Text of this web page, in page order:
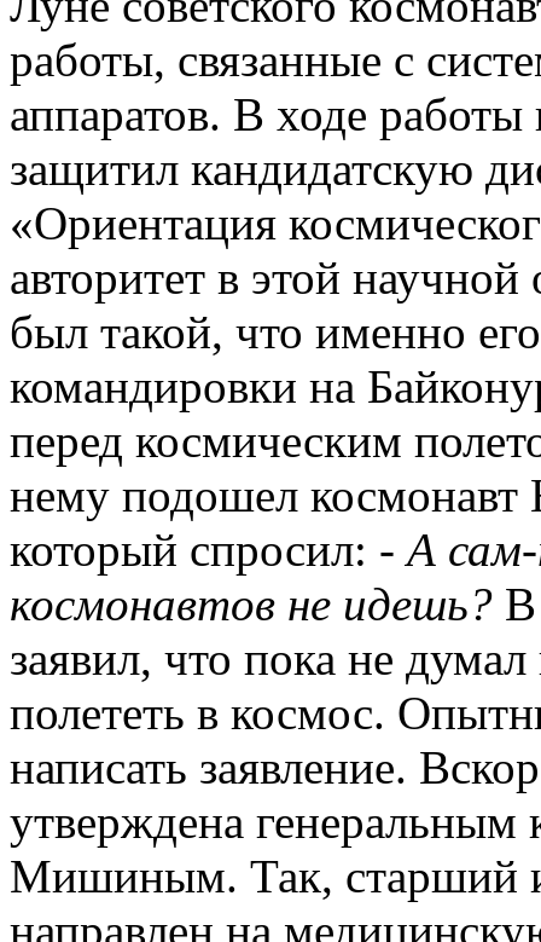
работы, связанные с
аппаратов. В ходе
защитил кандидатскую
«Ориентация
авторитет в этой
был такой, что именно
командировки на
перед космическим
нему подошел
который спросил: -А
космонавтов не идешь? В
заявил, что пока не
полететь в космос.
написать заявление.
утверждена генеральным
Мишиным. Так, старший
направлен на